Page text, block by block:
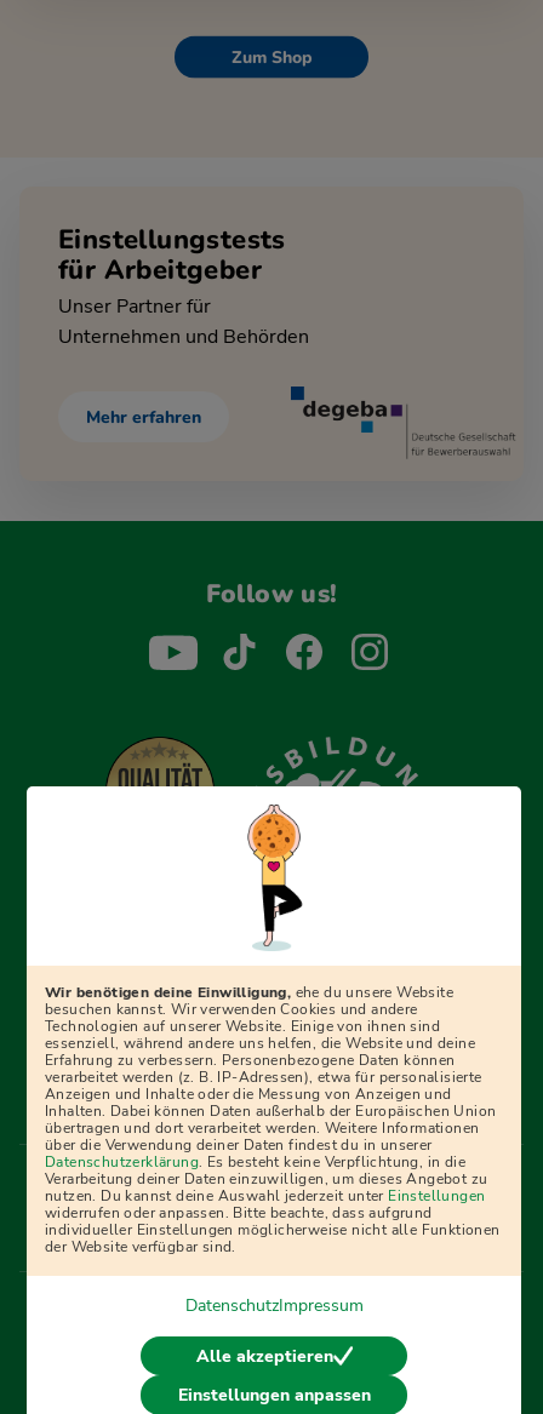
Zum Shop
Einstellungstests
für Arbeitgeber
Unser Partner für
Unternehmen und Behörden
Mehr erfahren
Follow us!
Erfolgreich bewerben mit Ausbildungspark: Wir
begleiten dich Schritt für Schritt bei deinem Start in den
Ratgebern und Prüfungspaketen, interaktiven
Videokursen und vielem mehr. Für alle, die was werden
wollen!
Menü Fußleiste
Impressum Bildquellen Presse
Mediadaten
Partner
AGB Datenschutz
Widerrufsbelehrung
Bestellung
Affiliate Partner Cookies
Vertrag widerrufen
© 2026 Ausbildungspark Verlag. Alle Rechte vorbehalten.
Wir benötigen deine Einwilligung, ehe du unsere Website
besuchen kannst. Wir verwenden Cookies und andere
Technologien auf unserer Website. Einige von ihnen sind
essenziell, während andere uns helfen, die Website und deine
Erfahrung zu verbessern. Personenbezogene Daten können
verarbeitet werden (z. B. IP-Adressen), etwa für personalisierte
Anzeigen und Inhalte oder die Messung von Anzeigen und
Inhalten. Dabei können Daten außerhalb der Europäischen Union
übertragen und dort verarbeitet werden. Weitere Informationen
über die Verwendung deiner Daten findest du in unserer
Datenschutzerklärung. Es besteht keine Verpflichtung, in die
Verarbeitung deiner Daten einzuwilligen, um dieses Angebot zu
nutzen. Du kannst deine Auswahl jederzeit unter Einstellungen
widerrufen oder anpassen. Bitte beachte, dass aufgrund
individueller Einstellungen möglicherweise nicht alle Funktionen
der Website verfügbar sind.
DatenschutzImpressum
Alle akzeptieren
Einstellungen anpassen